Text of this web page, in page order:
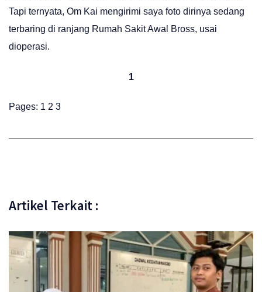
Tapi ternyata, Om Kai mengirimi saya foto dirinya sedang
terbaring di ranjang Rumah Sakit Awal Bross, usai
dioperasi.
1
Pages: 1 2 3
Artikel Terkait :